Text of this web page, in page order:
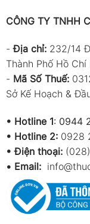
CÔNG TY TNHH
-Địa chỉ: 232/14
Thành Phố Hồ Chí
- Mã Số Thuế:
Sở Kế Hoạch &
• Hotline 1: 0944
• Hotline 2: 0928
• Điện thoại:
• Email: